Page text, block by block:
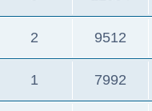
2 9512
1 7992